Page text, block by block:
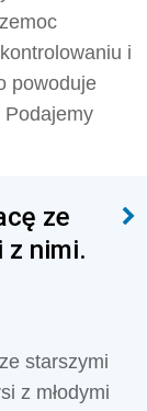
i
powoduje
Podajemy
ze
z nimi.
starszymi
z młodymi